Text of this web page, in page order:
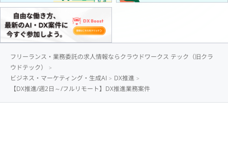
フリーランス・業務委託の求人情報ならクラウドワークス テック（旧クラ
ウドテック）
ビジネス・マーケティング・生成AI
DX推進
【DX推進/週2日～/フルリモート】DX推進業務案件